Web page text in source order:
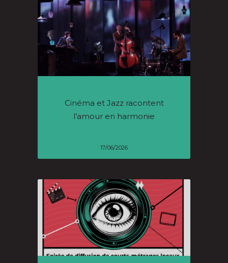
Cinéma et Jazz racontent
l’amour en harmonie
17/06/2026